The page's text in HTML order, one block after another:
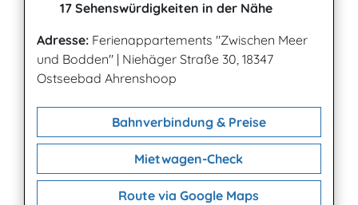
17 Sehenswürdigkeiten in der Nähe
Adresse: Ferienappartements "Zwischen Meer
und Bodden" | Niehäger Straße 30, 18347
Ostseebad Ahrenshoop
Bahnverbindung & Preise
Mietwagen-Check
Route via Google Maps